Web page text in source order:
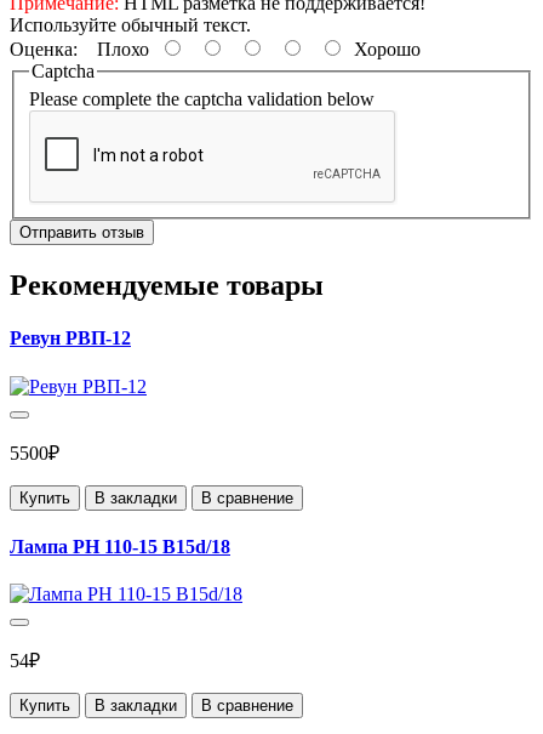
Используйте обычный текст.
Оценка: Плохо
Хорошо
Captcha
Please complete the captcha validation below
Отправить отзыв
Рекомендуемые товары
Ревун РВП-12
5500₽
Купить В закладки В сравнение
Лампа РН 110-15 B15d/18
54₽
Купить В закладки В сравнение